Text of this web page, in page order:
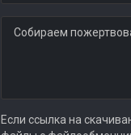
Собираем
Если ссылка на